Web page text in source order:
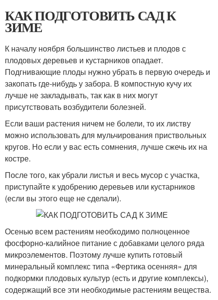
КАК ПОДГОТОВИТЬ САД К
ЗИМЕ
К началу ноября большинство листьев и плодов с
плодовых деревьев и кустарников опадает.
Подгнивающие плоды нужно убрать в первую очередь и
закопать где-нибудь у забора. В компостную кучу их
лучше не закладывать, так как в них могут
присутствовать возбудители болезней.
Если ваши растения ничем не болели, то их листву
можно использовать для мульчирования приствольных
кругов. Но если у вас есть сомнения, лучше сжечь их на
костре.
После того, как убрали листья и весь мусор с участка,
приступайте к удобрению деревьев или кустарников
(если вы этого еще не сделали).
Осенью всем растениям необходимо полноценное
фосфорно-калийное питание с добавками целого ряда
микроэлементов. Поэтому лучше купить готовый
минеральный комплекс типа «Фертика осенняя» для
подкормки плодовых культур (есть и другие комплексы),
содержащий все эти необходимые растениям вещества.